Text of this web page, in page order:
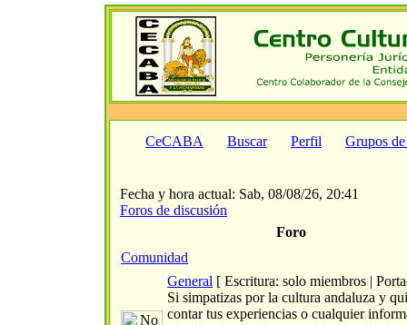
CeCABA Buscar Perfil Grupos
Fecha y hora actual: Sab, 08/08/26, 20:41
Foros de discusión
Foro
Comunidad
General [ Escritura: solo miembros |
Si simpatizas por la cultura andaluza y
contar tus experiencias o cualquier